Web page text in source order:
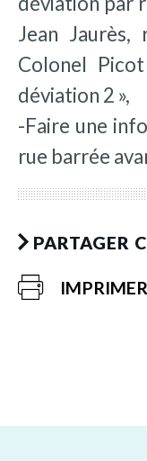
Jean
Colonel
déviation 2 »,
-Faire une
rue barrée
PARTAGER
IMPRIMER